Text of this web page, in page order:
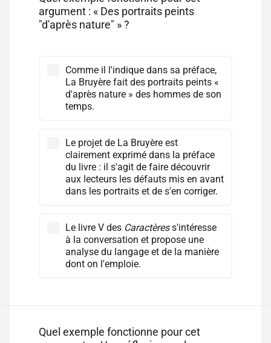
argument : « Des portraits peints
"d'après nature" » ?
Comme il l'indique dans sa préface,
La Bruyère fait des portraits peints «
d'après nature » des hommes de son
temps.
Le projet de La Bruyère est
clairement exprimé dans la préface
du livre : il s'agit de faire découvrir
aux lecteurs les défauts mis en avant
dans les portraits et de s'en corriger.
Le livre V des Caractèress'intéresse
à la conversation et propose une
analyse du langage et de la manière
dont on l'emploie.
Quel exemple fonctionne pour cet